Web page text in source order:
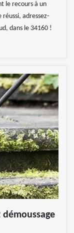
le recours à un
adressez-
dans le 34160 !